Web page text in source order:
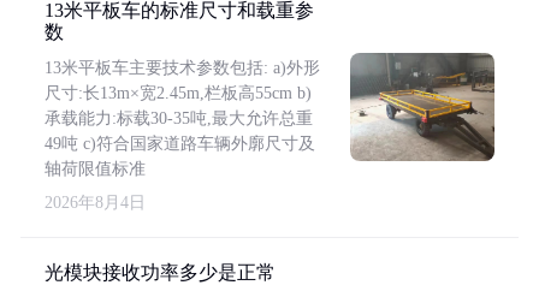
13米平板车的标准尺寸和载重参
数
13米平板车主要技术参数包括: a)外形
尺寸:长13m×宽2.45m,栏板高55cm b)
承载能力:标载30-35吨,最大允许总重
49吨 c)符合国家道路车辆外廓尺寸及
轴荷限值标准
2026年8月4日
光模块接收功率多少是正常